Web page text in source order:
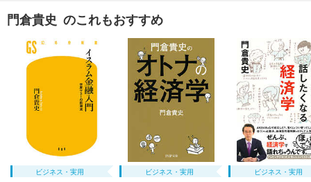
門倉貴史 のこれもおすすめ
ビジネス・実用 ビジネス・実用 ビジネス・実用